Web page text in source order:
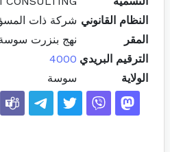
النظام القانوني شركة ذات
المقر
نهج بنزرت سوسة
الترقيم البريدي 4000
الولاية
سوسة